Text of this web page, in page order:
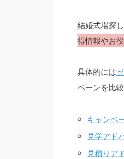
結婚式場探し
得情報やお
具体的には
ペーンを比
キャンペ
見学アド
見積りア